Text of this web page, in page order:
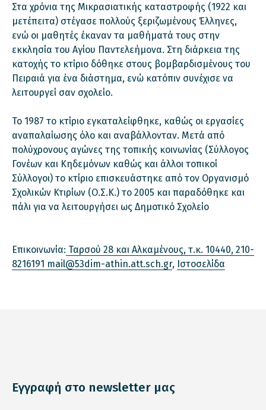
Στα χρόνια της Μικρασιατικής καταστροφής (1922 και
μετέπειτα) στέγασε πολλούς ξεριζωμένους Έλληνες,
ενώ οι μαθητές έκαναν τα μαθήματά τους στην
εκκλησία του Αγίου Παντελεήμονα. Στη διάρκεια της
κατοχής το κτίριο δόθηκε στους βομβαρδισμένους του
Πειραιά για ένα διάστημα, ενώ κατόπιν συνέχισε να
λειτουργεί σαν σχολείο.
Το 1987 το κτίριο εγκαταλείφθηκε, καθώς οι εργασίες
αναπαλαίωσης όλο και αναβάλλονταν. Μετά από
πολύχρονους αγώνες της τοπικής κοινωνίας (Σύλλογος
Γονέων και Κηδεμόνων καθώς και άλλοι τοπικοί
Σύλλογοι) το κτίριο επισκευάστηκε από τον Οργανισμό
Σχολικών Κτιρίων (Ο.Σ.Κ.) το 2005 και παραδόθηκε και
πάλι για να λειτουργήσει ως Δημοτικό Σχολείο
Επικοινωνία: Ταρσού 28 και Αλκαμένους, τ.κ. 10440, 210-
8216191 mail@53dim-athin.att.sch.gr, Ιστοσελίδα
Εγγραφή στο newsletter μας